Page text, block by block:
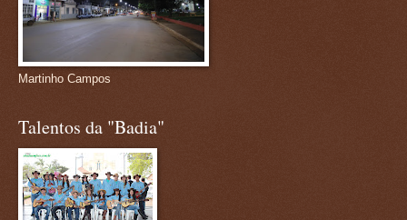
Martinho Campos
Talentos da "Badia"